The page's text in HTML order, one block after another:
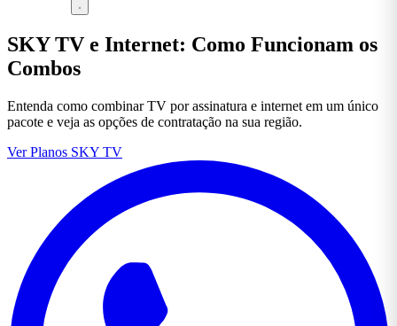
SKY TV e Internet: Como Funcionam os
Combos
Entenda como combinar TV por assinatura e internet em um único
pacote e veja as opções de contratação na sua região.
Ver Planos SKY TV